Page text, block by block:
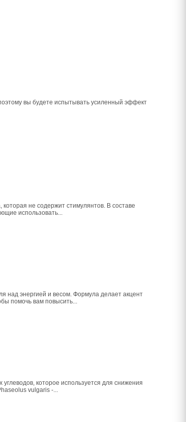
вы будете испытывать усиленный эффект
не содержит стимулянтов. В составе
использовать...
над энергией и весом. Формула делает акцент
помочь вам повысить...
которое используется для снижения
vulgaris -...